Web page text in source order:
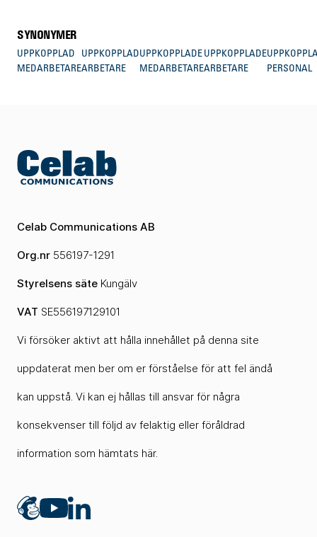
SYNONYMER
UPPKOPPLAD
MEDARBETARE
UPPKOPPLAD
ARBETARE
UPPKOPPLADE
MEDARBETARE
UPPKOPPLADE
ARBETARE
PERSONAL
Celab Communications AB
Org.nr 556197-1291
Styrelsens säte Kungälv
VAT SE556197129101
Vi försöker aktivt att hålla innehållet på denna site
uppdaterat men ber om er förståelse för att fel ändå
kan uppstå. Vi kan ej hållas till ansvar för några
konsekvenser till följd av felaktig eller föråldrad
information som hämtats här.
Mailchimp
YouTubeLinkedIn